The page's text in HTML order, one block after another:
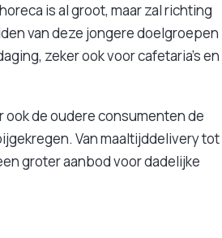
is al groot, maar zal richting
van deze jongere doelgroepen
zeker ook voor cafetaria’s en
ook de oudere consumenten de
Van maaltijddelivery tot
groter aanbod voor dadelijke